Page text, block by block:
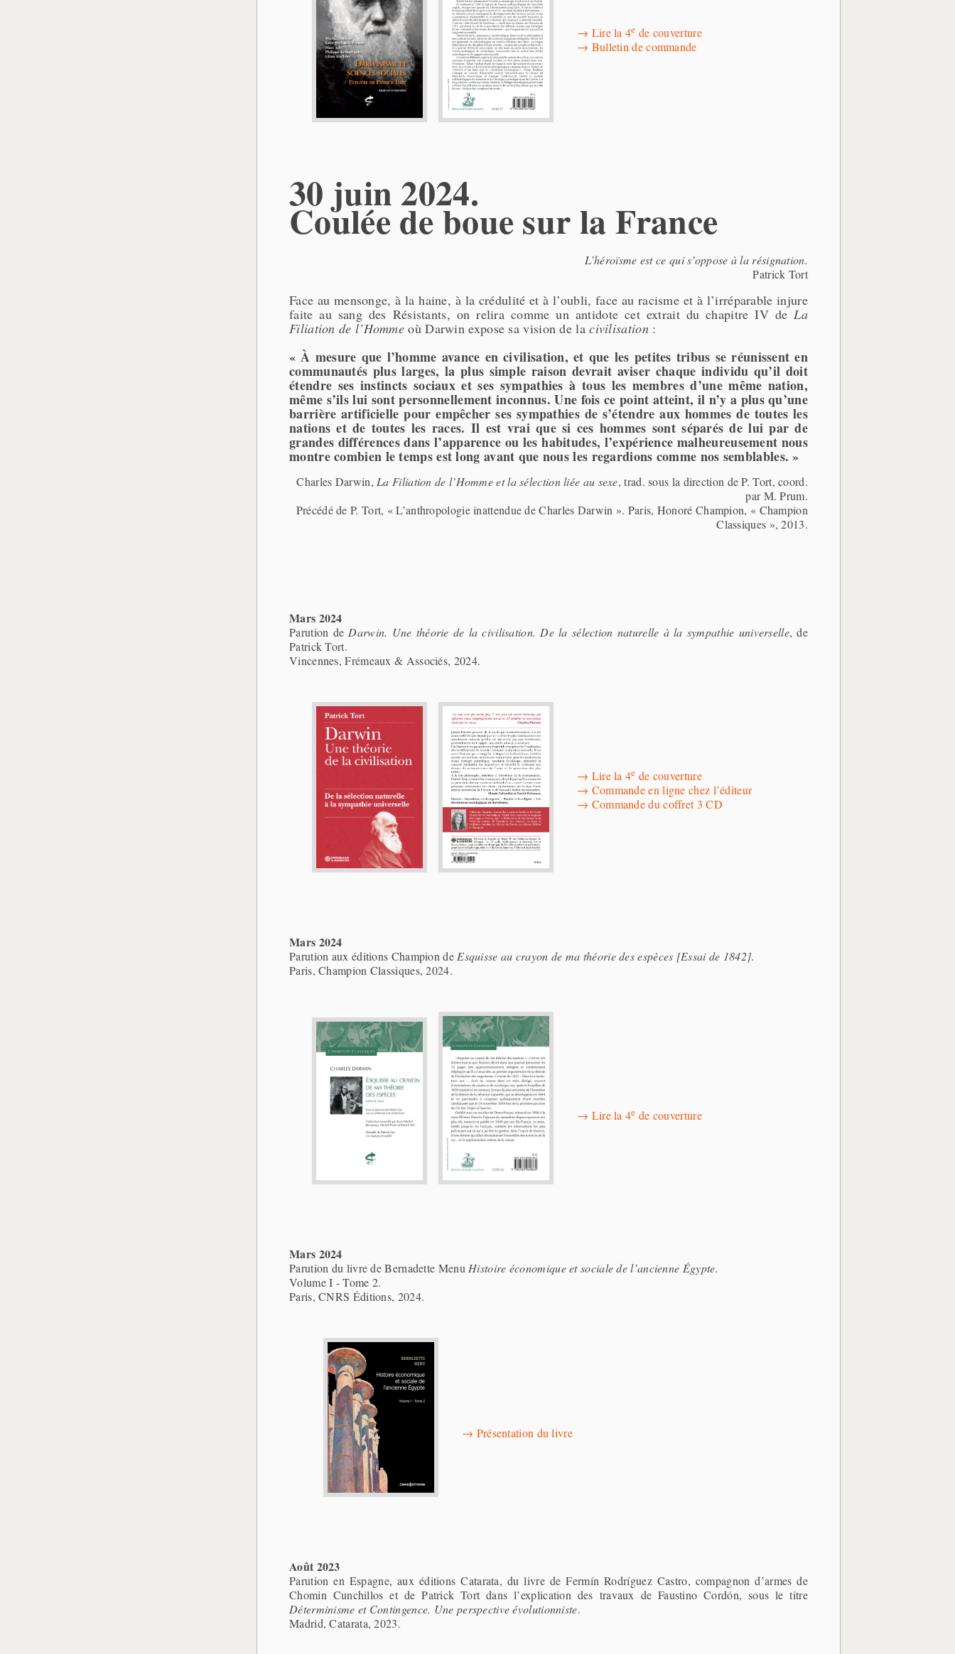
→ Lire la 4e de couverture
→ Bulletin de commande
30 juin 2024.
Coulée de boue sur la France
L’héroïsme est ce qui s’oppose à la résignation.
Patrick Tort
Face au mensonge, à la haine, à la crédulité et à l’oubli, face au racisme et à l’irréparable injure
faite au sang des Résistants, on relira comme un antidote cet extrait du chapitre IV deLa
Filiation de l’Homme où Darwin expose sa vision de lacivilisation:
« À mesure que l’homme avance en civilisation, et que les petites tribus se réunissent en
communautés plus larges, la plus simple raison devrait aviser chaque individu qu’il doit
étendre ses instincts sociaux et ses sympathies à tous les membres d’une même nation,
même s’ils lui sont personnellement inconnus. Une fois ce point atteint, il n’y a plus qu’une
barrière artificielle pour empêcher ses sympathies de s’étendre aux hommes de toutes les
nations et de toutes les races. Il est vrai que si ces hommes sont séparés de lui par de
grandes différences dans l’apparence ou les habitudes, l’expérience malheureusement nous
montre combien le temps est long avant que nous les regardions comme nos semblables. »
Charles Darwin, La Filiation de l’Homme et la sélection liée au sexe, trad. sous la direction de P. Tort, coord.
par M. Prum.
Précédé de P. Tort, « L’anthropologie inattendue de Charles Darwin ». Paris, Honoré Champion, « Champion
Classiques », 2013.
Mars 2024
Parution de Darwin. Une théorie de la civilisation. De la sélection naturelle à la sympathie universelle, de
Patrick Tort.
Vincennes, Frémeaux & Associés, 2024.
→ Lire la 4e de couverture
→ Commande en ligne chez l’éditeur
→ Commande du coffret 3 CD
Mars 2024
Parution aux éditions Champion de Esquisse au crayon de ma théorie des espèces [Essai de 1842].
Paris, Champion Classiques, 2024.
→ Lire la 4e de couverture
Mars 2024
Parution du livre de Bernadette Menu Histoire économique et sociale de l’ancienne Égypte.
Volume I - Tome 2.
Paris, CNRS Éditions, 2024.
→ Présentation du livre
Août 2023
Parution en Espagne, aux éditions Catarata, du livre de Fermín Rodríguez Castro, compagnon d’armes de
Chomin Cunchillos et de Patrick Tort dans l’explication des travaux de Faustino Cordón, sous le titre
Déterminisme et Contingence. Une perspective évolutionniste.
Madrid, Catarata, 2023.